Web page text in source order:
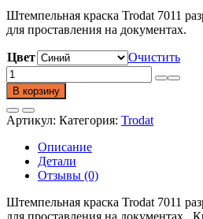
Штемпельная краска Trodat 7011
для проставления на документах.
Цвет
Очистить
Количество
товара
Штемпельная
краска
Trodat
7011,
28мл
В корзину
Артикул: Категория: Trodat
Описание
Детали
Отзывы (0)
Штемпельная краска Trodat 7011